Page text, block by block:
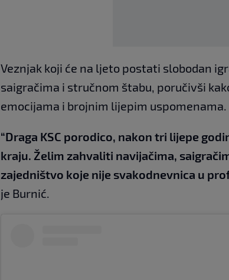
Veznjak koji će na ljeto postati slobodan
saigračima i stručnom štabu, poručivši
emocijama i brojnim lijepim uspomenama.
“Draga KSC porodico, nakon tri lijepe
kraju. Želim zahvaliti navijačima,
zajedništvo koje nije svakodnevnica u
je Burnić.